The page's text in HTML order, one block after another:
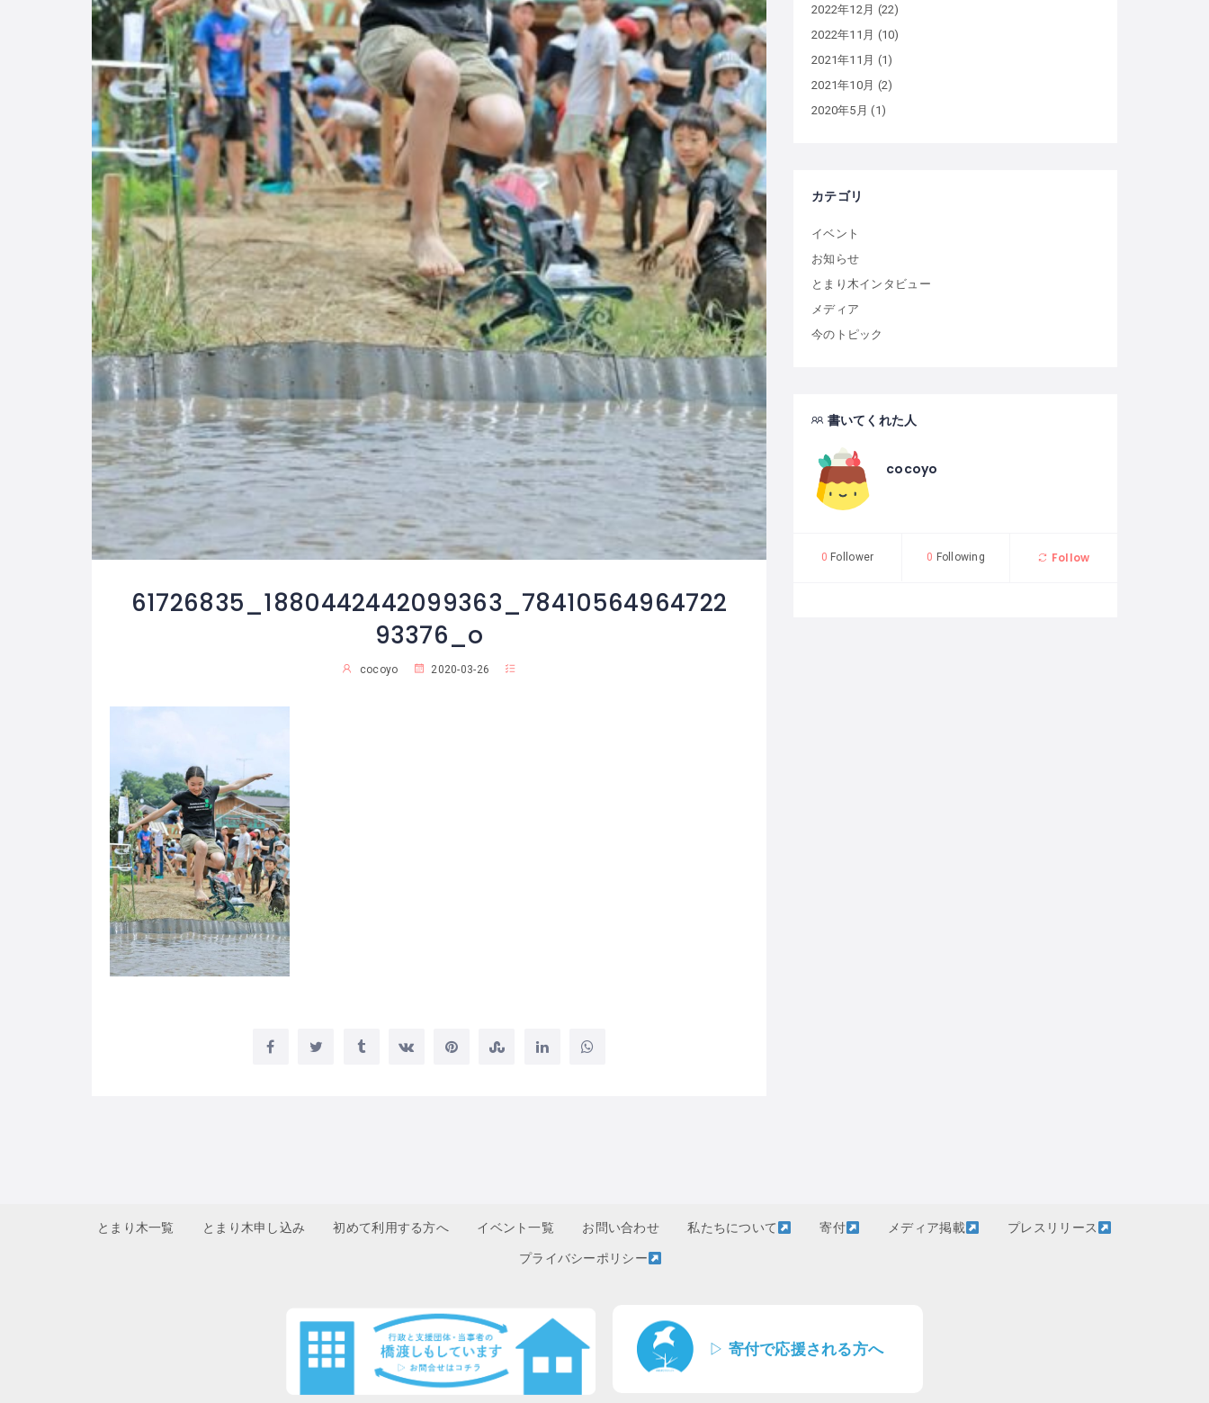
61726835_1880442442099363_78410564964722
93376_o
cocoyo 2020-03-26
2022年12月 (22)
2022年11月 (10)
2021年11月 (1)
2021年10月 (2)
2020年5月 (1)
カテゴリ
イベント
お知らせ
とまり木インタビュー
メディア
今のトピック
書いてくれた人
cocoyo
0 Follower 0 Following Follow
とまり木一覧 とまり木申し込み 初めて利用する方へ イベント一覧 お問い合わせ 私たちについて 寄付 メディア掲載 プレスリリース
プライバシーポリシー
▷ 寄付で応援される方へ